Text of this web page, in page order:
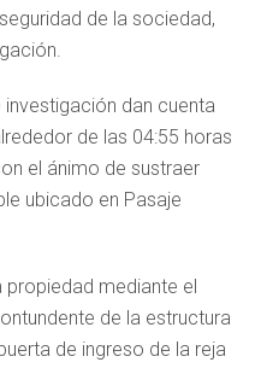
de la sociedad,
dan cuenta
de las 04:55 horas
el ánimo de sustraer
ubicado en Pasaje
propiedad mediante el
de la estructura
de ingreso de la reja